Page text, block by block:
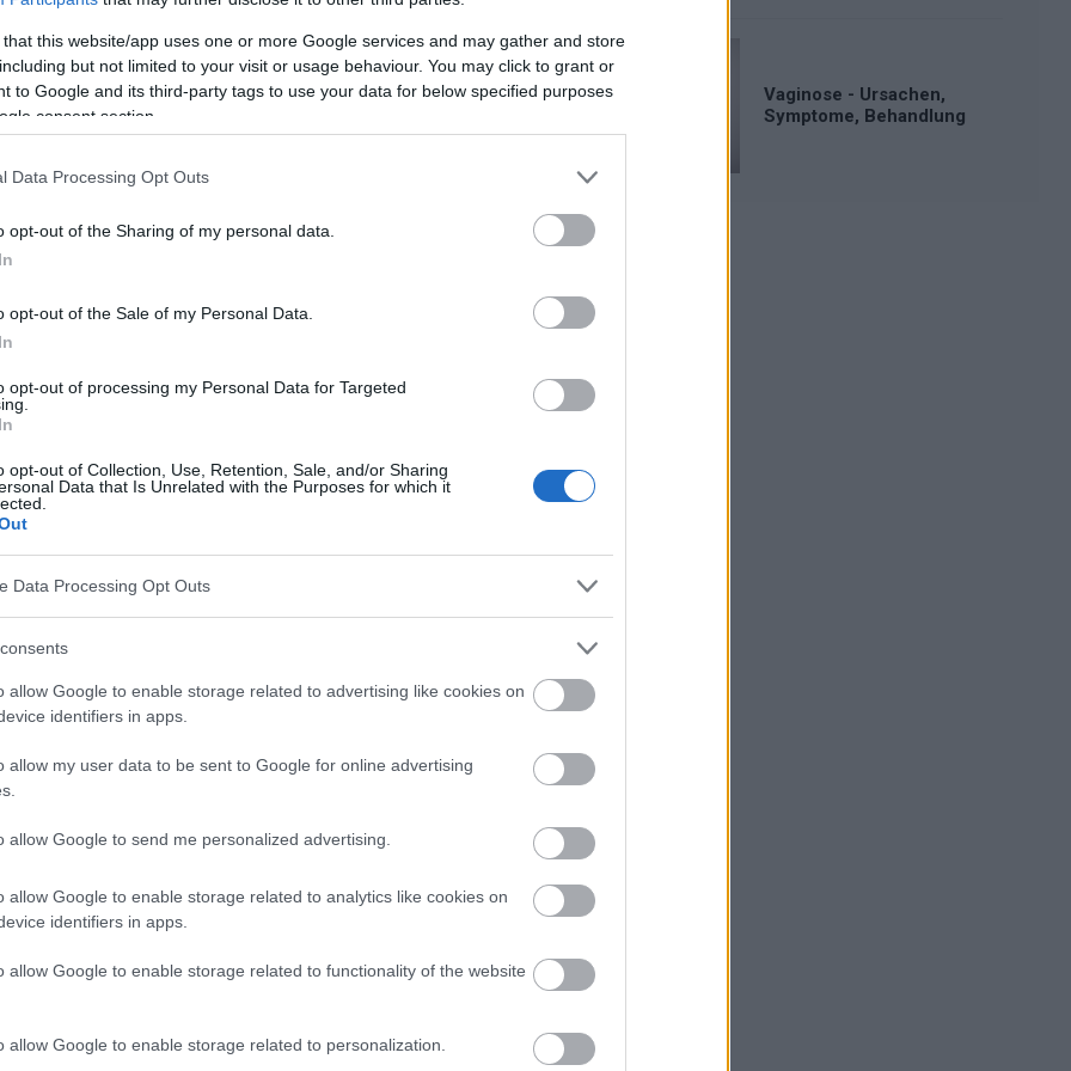
that this website/app uses one or more Google services and may gather and store
but not limited to your visit or usage behaviour. You may click to grant or
to Google and its third-party tags to use your data for below specified purposes
consent section.
Data Processing Opt Outs
opt-out of the Sharing of my personal data.
opt-out of the Sale of my Personal Data.
opt-out of processing my Personal Data for Targeted
opt-out of Collection, Use, Retention, Sale, and/or Sharing
Data that Is Unrelated with the Purposes for which it
Data Processing Opt Outs
allow Google to enable storage related to advertising like cookies on
identifiers in apps.
allow my user data to be sent to Google for online advertising
allow Google to send me personalized advertising.
allow Google to enable storage related to analytics like cookies on
identifiers in apps.
allow Google to enable storage related to functionality of the website
allow Google to enable storage related to personalization.
einzunehmen?
Essetil Complex einzunehmen?
bei Leberproblemen eingenommen werden
aus Sojabohnen hergestellt.
der Cholinophosphorsäure und der ungesättigten
aber der wichtigste Bestandteil dieser
Fähigkeit haben, sich in die Membranen der
Regeneration dieses Organs und reduzieren
freien Radikale, die dieses Organ schädigen
die die Leber bei bestimmten
auch positiv auf die Zusammensetzung der in der
Verhältnis von Cholesterin zu Phospholipiden
erhöhen.
sind ihre positive Wirkung auf die
im Blut sowie auf das Verhältnis von
Das liegt daran, dass sie mehrfach
senken, indem sie den
und die für seinen Abbau zuständigen Enzyme
Vaginose - Ursachen,
Symptome, Behandlung